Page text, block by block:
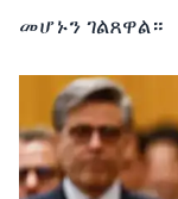
መሆኑን ገልጸዋል።